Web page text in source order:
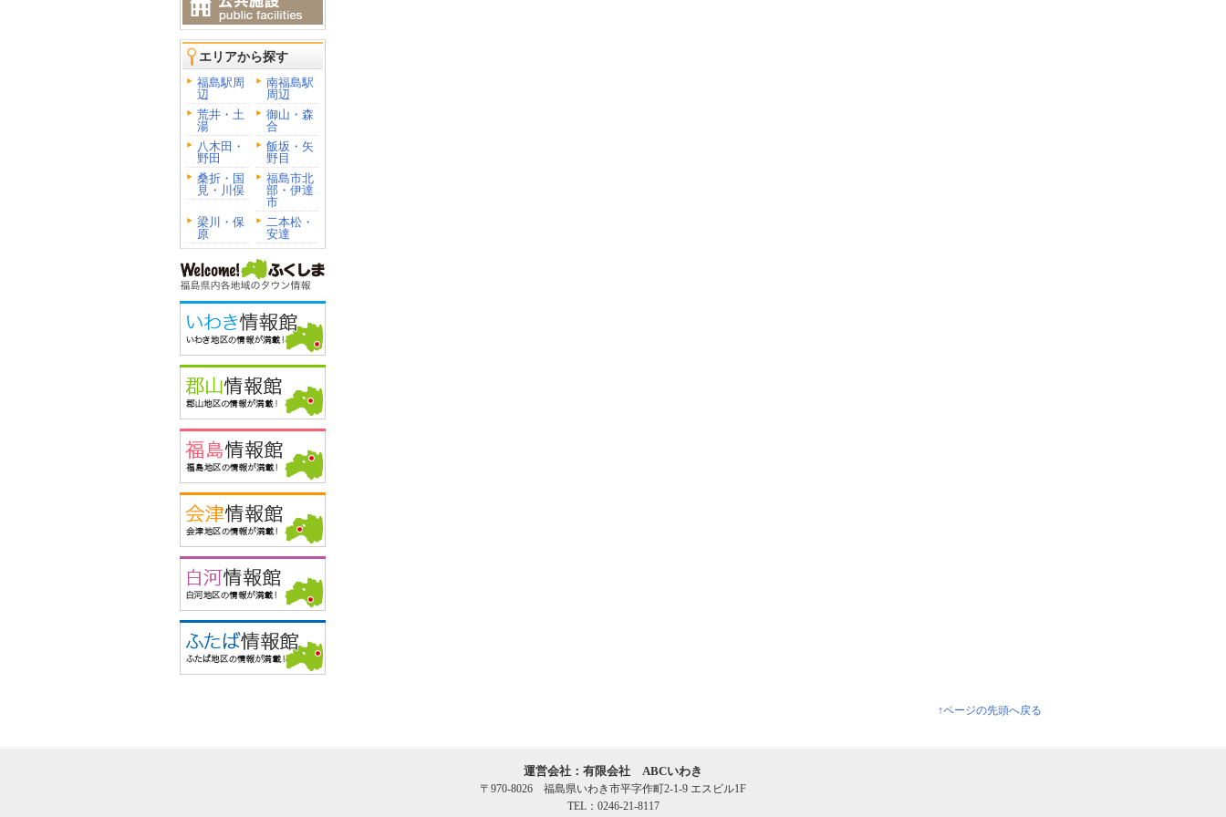
エリアから探す
福島駅周
辺
南福島駅
周辺
荒井・土
湯
御山・森
合
八木田・
野田
飯坂・矢
野目
桑折・国
見・川俣
福島市北
部・伊達
市
梁川・保
原
二本松・
安達
↑ページの先頭へ戻る
運営会社：有限会社 ABCいわき
〒970-8026 福島県いわき市平字作町2-1-9 エスビル1F
TEL：0246-21-8117